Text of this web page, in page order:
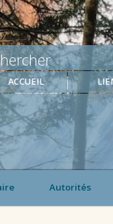
ACCUEIL
Autorités